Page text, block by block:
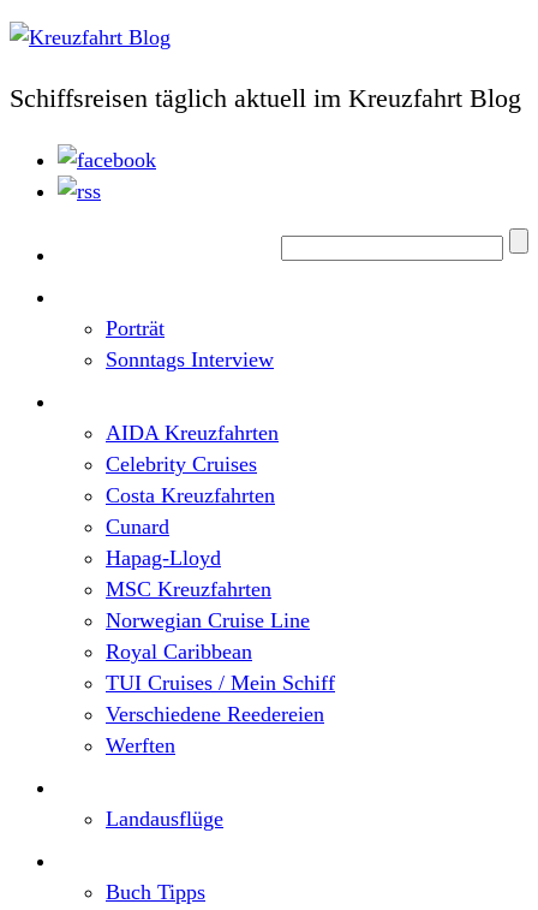
Schiffsreisen täglich aktuell im Kreuzfahrt Blog
Porträt
Sonntags Interview
AIDA Kreuzfahrten
Celebrity Cruises
Costa Kreuzfahrten
Cunard
Hapag-Lloyd
MSC Kreuzfahrten
Norwegian Cruise Line
Royal Caribbean
TUI Cruises / Mein Schiff
Verschiedene Reedereien
Werften
Landausflüge
Buch Tipps